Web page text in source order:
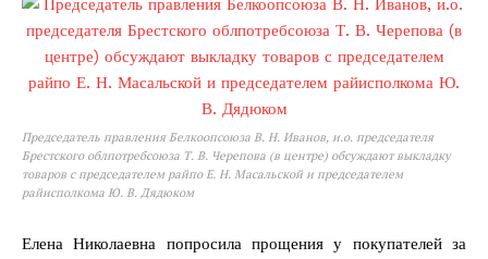
Председатель правления Белкоопсоюза В. Н. Иванов, и.о. председателя
Брестского облпотребсоюза Т. В. Черепова (в центре) обсуждают выкладку
товаров с председателем райпо Е. Н. Масальской и председателем
райисполкома Ю. В. Дядюком
Елена Николаевна попросила прощения у покупателей за